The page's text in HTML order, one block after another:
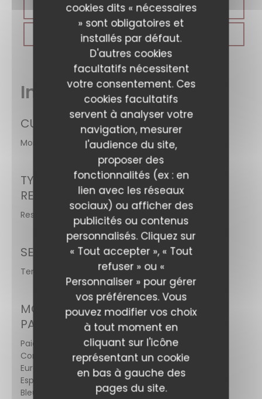
cookies dits « nécessaires
» sont obligatoires et
installés par défaut.
D'autres cookies
facultatifs nécessitent
votre consentement. Ces
cookies facultatifs
servent à analyser votre
navigation, mesurer
l'audience du site,
proposer des
fonctionnalités (ex : en
lien avec les réseaux
sociaux) ou afficher des
publicités ou contenus
personnalisés. Cliquez sur
« Tout accepter », « Tout
refuser » ou «
Personnaliser » pour gérer
vos préférences. Vous
pouvez modifier vos choix
à tout moment en
cliquant sur l'icône
représentant un cookie
en bas à gauche des
pages du site.
RÉSERVER
BONS CADEAUX
Infos pratiques
CUISINE
Montagnarde, Fait maison, Terroir
TYPE DE
RESTAURANT
Restaurant du Terroir
SERVICES
Terrasse
MOYENS DE
PAIEMENT
Paiement Sans
Contact,
Eurocard/Mastercard,
Espèces, Visa, Carte
Bleue